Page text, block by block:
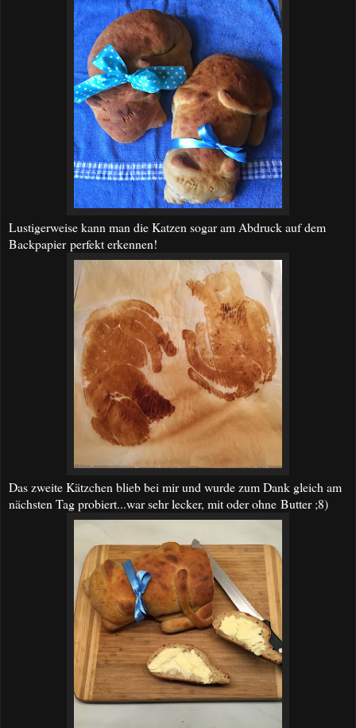
Lustigerweise kann man die Katzen sogar am Abdruck auf dem
Backpapier perfekt erkennen!
Das zweite Kätzchen blieb bei mir und wurde zum Dank gleich am
nächsten Tag probiert...war sehr lecker, mit oder ohne Butter ;8)